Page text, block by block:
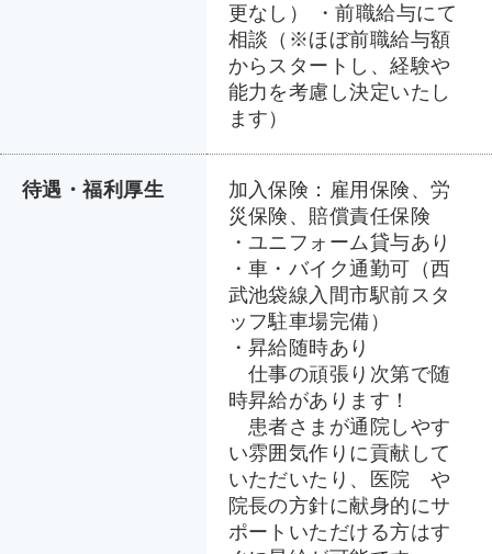
更なし） ・前職給与にて
相談（※ほぼ前職給与額
からスタートし、経験や
能力を考慮し決定いたし
ます）
待遇・福利厚生
加入保険：雇用保険、労
災保険、賠償責任保険
・ユニフォーム貸与あり
・車・バイク通勤可（西
武池袋線入間市駅前スタ
ッフ駐車場完備）
・昇給随時あり
仕事の頑張り次第で随
時昇給があります！
患者さまが通院しやす
い雰囲気作りに貢献して
いただいたり、医院 や
院長の方針に献身的にサ
ポートいただける方はす